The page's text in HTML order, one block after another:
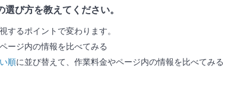
び方を教えてください。
するポイントで変わります。
ージ内の情報を比べてみる
順に並び替えて、作業料金やページ内の情報を比べてみる